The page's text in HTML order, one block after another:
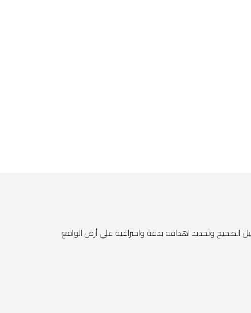
الصحيح وتحديد اهدافه بدقة واحترافية علي أرض الواقع